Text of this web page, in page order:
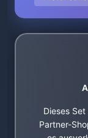
Dieses
Partner-